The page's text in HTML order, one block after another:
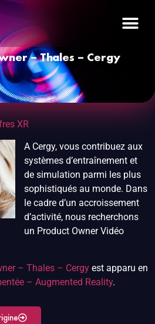
– Thales – Cergy
XR
A Cergy, vous contribuez aux
systèmes d’entraînement et
de simulation parmi les plus
sophistiqués au monde. Dans
le cadre d’un accroissement
d’activité, nous recherchons
un Product Owner Vidéo
– Thales – Cergy est apparu en
– Augmented Reality.